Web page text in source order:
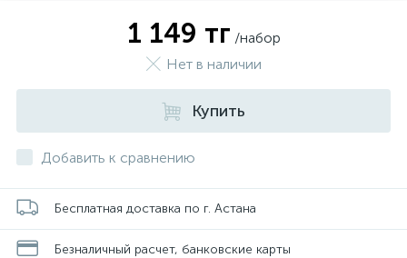
1 149 тг /набор
Нет в наличии
Купить
Добавить к сравнению
Бесплатная доставка по г. Астана
Безналичный расчет, банковские карты